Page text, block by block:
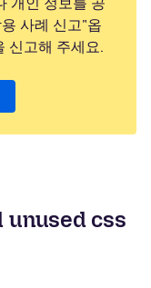
사례 신고"옵
신고해 주세요.
unused css